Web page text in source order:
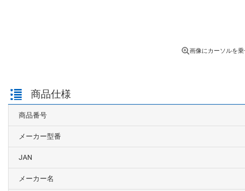
画像にカーソルを
商品仕様
商品番号
メーカー型番
JAN
メーカー名